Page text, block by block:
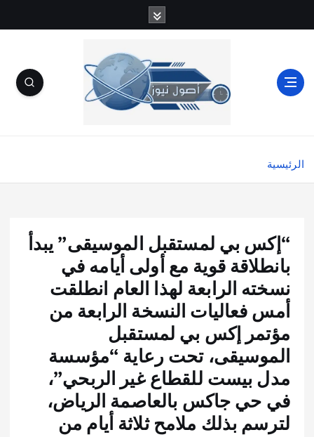
ل
الرئيسية
“إكس بي لمستقبل الموسيقى” يبدأ
بانطلاقة قوية مع أولى أيامه في
نسخته الرابعة لهذا العام انطلقت
أمس فعاليات النسخة الرابعة من
مؤتمر إكس بي لمستقبل
الموسيقى، تحت رعاية “مؤسسة
مدل بيست للقطاع غير الربحي”،
في حي جاكس بالعاصمة الرياض،
لترسم بذلك ملامح ثلاثة أيام من